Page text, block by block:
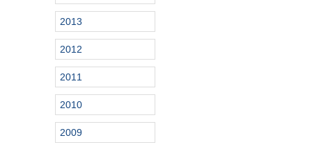
2013
2012
2011
2010
2009